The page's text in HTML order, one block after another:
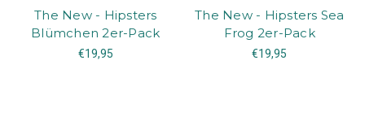
The New - Hipsters
Blümchen 2er-Pack
€19,95
The New - Hipsters Sea
Frog 2er-Pack
€19,95